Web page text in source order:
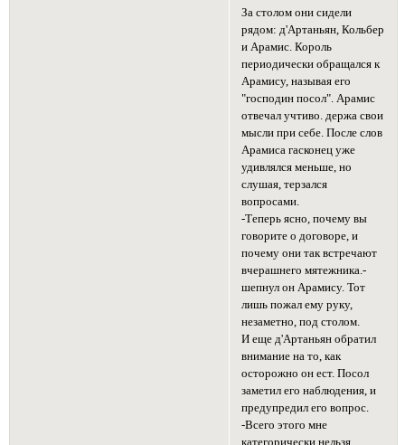
За столом они сидели
рядом: д'Артаньян, Кольбер
и Арамис. Король
периодически обращался к
Арамису, называя его
"господин посол". Арамис
отвечал учтиво. держа свои
мысли при себе. После слов
Арамиса гасконец уже
удивлялся меньше, но
слушая, терзался
вопросами.
-Теперь ясно, почему вы
говорите о договоре, и
почему они так встречают
вчерашнего мятежника.-
шепнул он Арамису. Тот
лишь пожал ему руку,
незаметно, под столом.
И еще д'Артаньян обратил
внимание на то, как
осторожно он ест. Посол
заметил его наблюдения, и
предупредил его вопрос.
-Всего этого мне
категорически нельзя,